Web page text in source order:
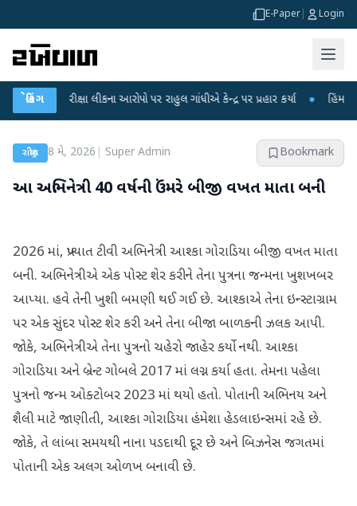
E-Paper Login
બ્રેકિંગ
પરીક્ષા લીકના આરોપો પર રાહુલ ગાંધીએ કેન્દ્ર પર પ્રહાર કર્યા ● હિંમતનગરમાં
રાષ્ટ્રીય 8 મે, 2026 Super Admin Bookmark
આ અભિનેત્રી 40 વર્ષની ઉંમરે બીજી વખત માતા બની
2026 માં, પ્રખ્યાત ટીવી અભિનેત્રી આશ્કા ગોરાડિયા બીજી વખત માતા
બની. અભિનેત્રીએ એક પોસ્ટ શેર કરીને તેના પુત્રના જન્મના ખુશખબર
આપ્યા. હવે તેની ખુશી બમણી થઈ ગઈ છે. આશ્કાએ તેના ઇન્સ્ટાગ્રામ
પર એક સુંદર પોસ્ટ શેર કરી અને તેના બીજા બાળકની ઝલક આપી.
જોકે, અભિનેત્રીએ તેના પુત્રનો ચહેરો જાહેર કર્યો નથી. આશ્કા
ગોરાડિયા અને બ્રેન્ટ ગોબલે 2017 માં લગ્ન કર્યા હતા. તેમના પહેલા
પુત્રનો જન્મ ઓક્ટોબર 2023 માં થયો હતો. પોતાની અભિનય અને
શૈલી માટે જાણીતી, આશ્કા ગોરાડિયા હંમેશા હેડલાઇન્સમાં રહે છે.
જોકે, તે લાંબા સમયથી નાના પડદાથી દૂર છે અને બિઝનેસ જગતમાં
પોતાની એક અલગ ઓળખ બનાવી છે.